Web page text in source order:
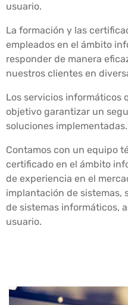
usuario.
La formación y las
empleados en el ámbito
responder de manera
nuestros clientes en
Los servicios informáticos
objetivo garantizar un
soluciones implementadas.
Contamos con un equipo
certificado en el ámbito
de experiencia en el
implantación de sistemas,
de sistemas informáticos,
usuario.